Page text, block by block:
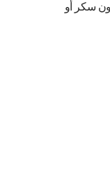
سكر أو